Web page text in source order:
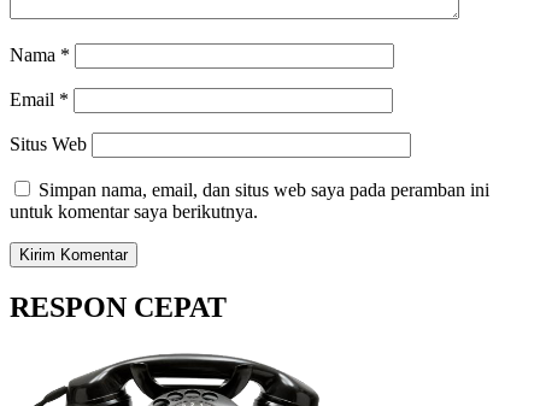
Nama *
Email *
Situs Web
Simpan nama, email, dan situs web saya pada peramban ini
untuk komentar saya berikutnya.
RESPON CEPAT